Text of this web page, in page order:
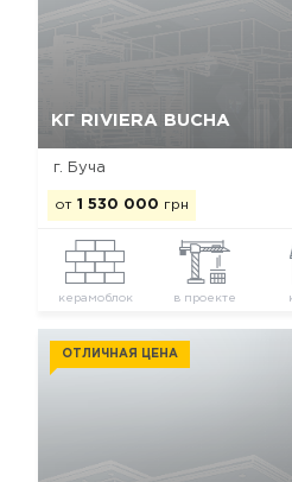
КГ RIVIERA BUCHA
г. Буча
от 1 530 000 грн
керамоблок в проекте
ОТЛИЧНАЯ ЦЕНА